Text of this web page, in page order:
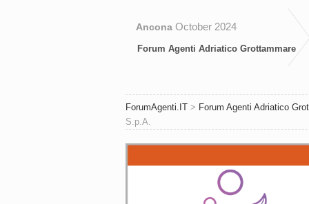
Forum Agenti Adriatico Grottammare
Ancona October 2024
ForumAgenti.IT > Forum Agenti Adriatico
S.p.A.